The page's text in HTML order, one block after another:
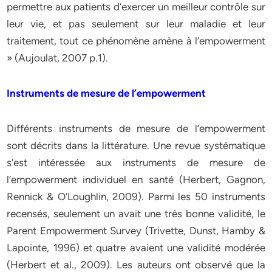
permettre aux patients d’exercer un meilleur contrôle sur
leur vie, et pas seulement sur leur maladie et leur
traitement, tout ce phénomène amène à l’empowerment
» (Aujoulat, 2007 p.1).
Instruments de mesure de l’empowerment
Différents instruments de mesure de l’empowerment
sont décrits dans la littérature. Une revue systématique
s’est intéressée aux instruments de mesure de
l’empowerment individuel en santé (Herbert, Gagnon,
Rennick & O’Loughlin, 2009). Parmi les 50 instruments
recensés, seulement un avait une très bonne validité, le
Parent Empowerment Survey (Trivette, Dunst, Hamby &
Lapointe, 1996) et quatre avaient une validité modérée
(Herbert et al., 2009). Les auteurs ont observé que la